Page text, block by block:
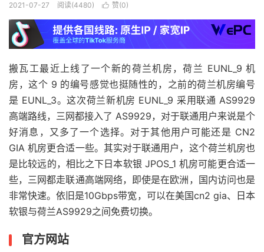
2021-07-27 阅读(4480)  赞(0)
搬瓦工最近上线了一个新的荷兰机房，荷兰 EUNL_9 机
房，这个 9 的编号感觉也挺随性的，之前的荷兰机房编号
是 EUNL_3。这次荷兰新机房 EUNL_9 采用联通 AS9929
高端路线，三网都接入了 AS9929，对于联通用户来说是个
好消息，又多了一个选择。对于其他用户可能还是 CN2
GIA 机房更合适一些。其实对于联通用户，这个荷兰机房也
是比较远的，相比之下日本软银 JPOS_1 机房可能更合适一
些，三网都走联通高端网络，即使是在欧洲，国内访问也是
非常快速。依旧是10Gbps带宽，可以在美国cn2 gia、日本
软银与荷兰AS9929之间免费切换。
官方网站